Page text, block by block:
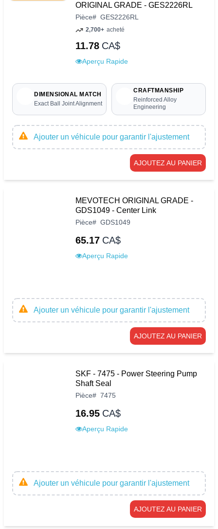
ORIGINAL GRADE - GES2226RL
Pièce# GES2226RL
2,700+ acheté
11.78 CA$
Aperçu Rapide
DIMENSIONAL MATCH
Exact Ball Joint Alignment
CRAFTMANSHIP
Reinforced Alloy
Engineering
Ajouter un véhicule pour garantir l'ajustement
AJOUTEZ AU PANIER
MEVOTECH ORIGINAL GRADE -
GDS1049 - Center Link
Pièce# GDS1049
65.17 CA$
Aperçu Rapide
Ajouter un véhicule pour garantir l'ajustement
AJOUTEZ AU PANIER
SKF - 7475 - Power Steering Pump
Shaft Seal
Pièce# 7475
16.95 CA$
Aperçu Rapide
Ajouter un véhicule pour garantir l'ajustement
AJOUTEZ AU PANIER